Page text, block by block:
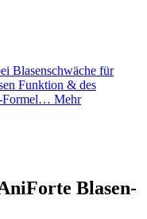
Blasenschwäche für
Funktion & des
Formel… Mehr
Blasen-